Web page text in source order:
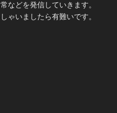
どを発信していきます。
ゃいましたら有難いです。